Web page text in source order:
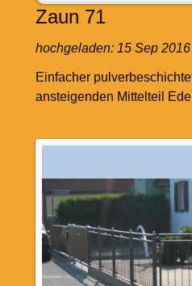
Zaun 71
hochgeladen: 15 Sep 2016
Einfacher
ansteigenden Mittelteil